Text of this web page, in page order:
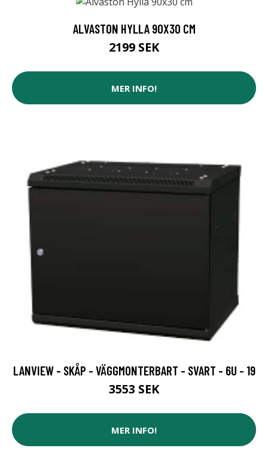
ALVASTON HYLLA 90X30 CM
2199 SEK
MER INFO!
LANVIEW - SKÅP - VÄGGMONTERBART - SVART - 6U - 19
3553 SEK
MER INFO!